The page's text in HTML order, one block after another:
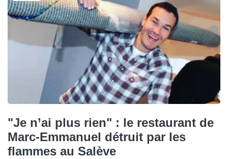
"Je n’ai plus rien" : le restaurant de
Marc-Emmanuel détruit par les
flammes au Salève